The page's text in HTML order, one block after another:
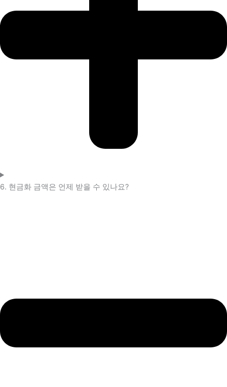
6. 현금화 금액은 언제 받을 수 있나요?